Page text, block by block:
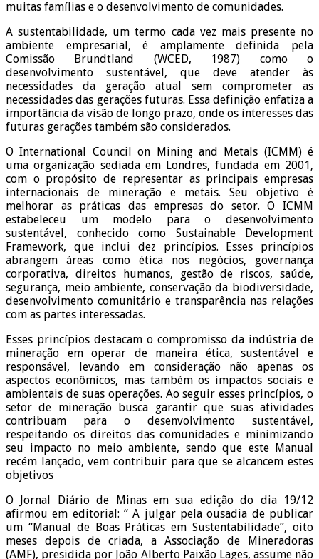
muitas famílias e o desenvolvimento de comunidades.
A sustentabilidade, um termo cada vez mais presente no
ambiente empresarial, é amplamente definida pela
Comissão Brundtland (WCED, 1987) como o
desenvolvimento sustentável, que deve atender às
necessidades da geração atual sem comprometer as
necessidades das gerações futuras. Essa definição enfatiza a
importância da visão de longo prazo, onde os interesses das
futuras gerações também são considerados.
O International Council on Mining and Metals (ICMM) é
uma organização sediada em Londres, fundada em 2001,
com o propósito de representar as principais empresas
internacionais de mineração e metais. Seu objetivo é
melhorar as práticas das empresas do setor. O ICMM
estabeleceu um modelo para o desenvolvimento
sustentável, conhecido como Sustainable Development
Framework, que inclui dez princípios. Esses princípios
abrangem áreas como ética nos negócios, governança
corporativa, direitos humanos, gestão de riscos, saúde,
segurança, meio ambiente, conservação da biodiversidade,
desenvolvimento comunitário e transparência nas relações
com as partes interessadas.
Esses princípios destacam o compromisso da indústria de
mineração em operar de maneira ética, sustentável e
responsável, levando em consideração não apenas os
aspectos econômicos, mas também os impactos sociais e
ambientais de suas operações. Ao seguir esses princípios, o
setor de mineração busca garantir que suas atividades
contribuam para o desenvolvimento sustentável,
respeitando os direitos das comunidades e minimizando
seu impacto no meio ambiente, sendo que este Manual
recém lançado, vem contribuir para que se alcancem estes
objetivos
O Jornal Diário de Minas em sua edição do dia 19/12
afirmou em editorial: “ A julgar pela ousadia de publicar
um “Manual de Boas Práticas em Sustentabilidade”, oito
meses depois de criada, a Associação de Mineradoras
(AMF), presidida por João Alberto Paixão Lages, assume não